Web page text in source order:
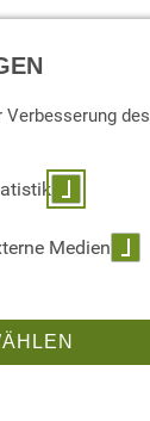
des
Medien